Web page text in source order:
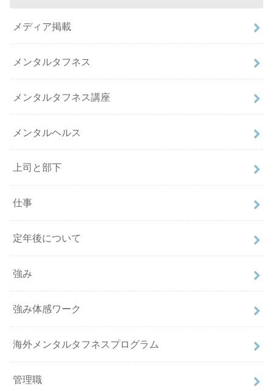
メディア掲載
メンタルタフネス
メンタルタフネス講座
メンタルヘルス
上司と部下
仕事
定年後について
強み
強み体感ワーク
海外メンタルタフネスプログラム
管理職